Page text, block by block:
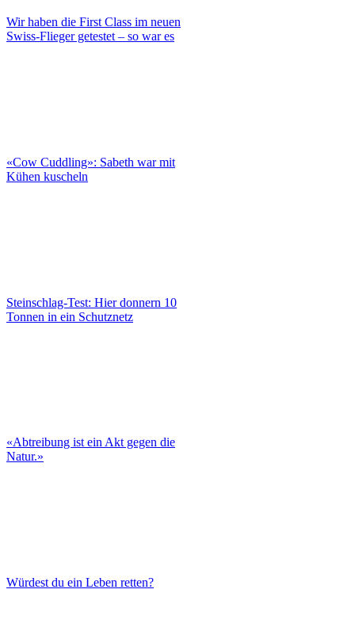
Wir haben die First Class im neuen
Swiss-Flieger getestet – so war es
«Cow Cuddling»: Sabeth war mit
Kühen kuscheln
Steinschlag-Test: Hier donnern 10
Tonnen in ein Schutznetz
«Abtreibung ist ein Akt gegen die
Natur.»
Würdest du ein Leben retten?